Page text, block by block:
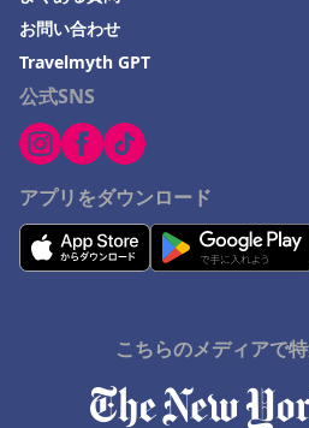
沖縄市でのホテル
公式SNS
アプリをダウンロード
お問い合わせ
Travelmyth GPT
こちらのメディアで